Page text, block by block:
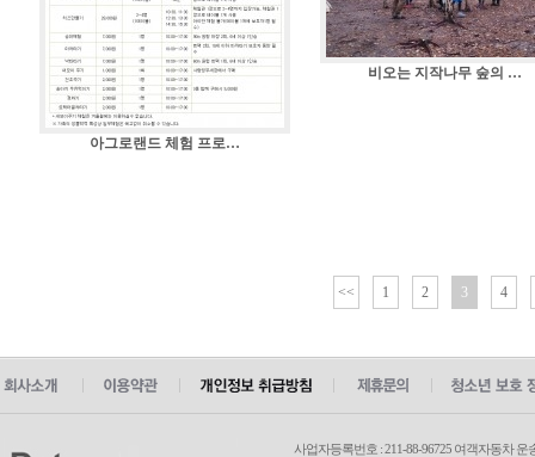
아그로랜드 체험 프로…
비오는 지작나무 숲의 …
<< 1 2 3 4
사업자등록번호 : 211-88-96725 여객자동차